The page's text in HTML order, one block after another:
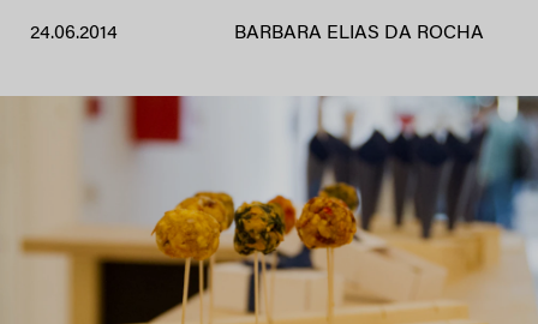
24.06.2014 BARBARA ELIAS DA ROCHA